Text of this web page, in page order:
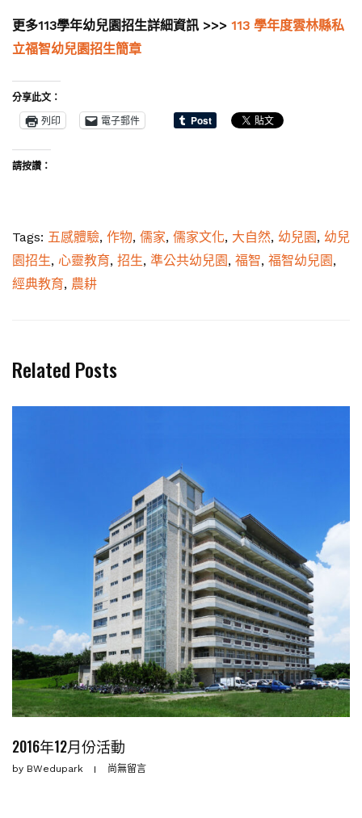
更多113學年幼兒園招生詳細資訊 >>> 113 學年度雲林縣私
立福智幼兒園招生簡章
分享此文：
列印
電子郵件
請按讚：
Tags: 五感體驗, 作物, 儒家, 儒家文化, 大自然, 幼兒園 , 幼兒
園招生, 心靈教育, 招生, 準公共幼兒園 , 福智, 福智幼兒園 ,
經典教育, 農耕
Related Posts
2016年12月份活動
by BWedupark 尚無留言